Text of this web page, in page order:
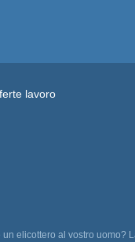
lavoro
elicottero al vostro uomo?